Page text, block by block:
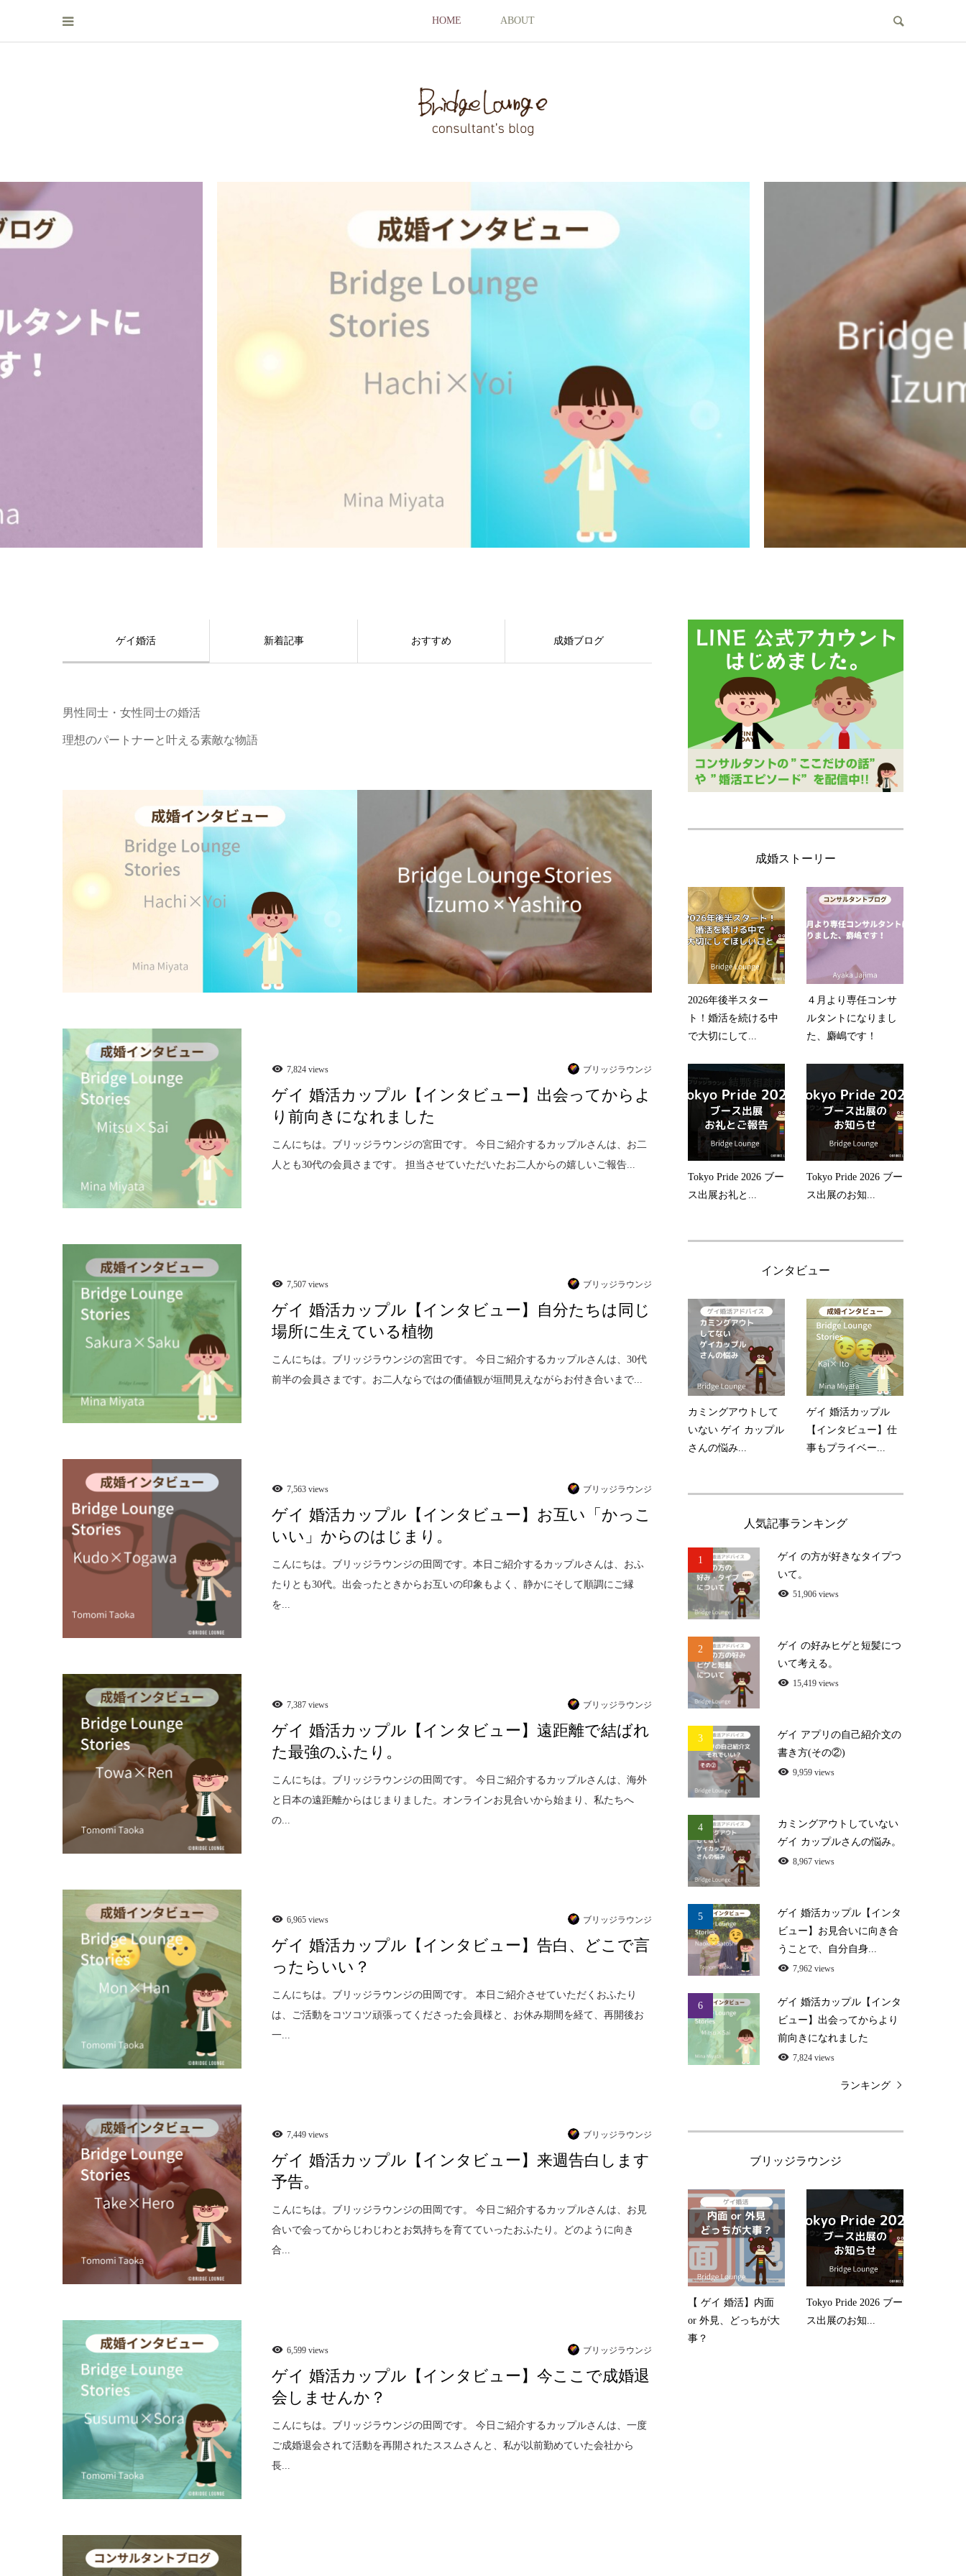
HOME ABOUT
ゲイ婚活 新着記事 おすすめ 成婚ブログ
男性同士・女性同士の婚活
理想のパートナーと叶える素敵な物語
ブリッジラウンジ ブリッジラウンジ
7,824 views ブリッジラウンジ
ゲイ 婚活カップル【インタビュー】出会ってからよ
り前向きになれました
こんにちは。ブリッジラウンジの宮田です。 今日ご紹介するカップルさんは、お二
人とも30代の会員さまです。 担当させていただいたお二人からの嬉しいご報告...
7,507 views ブリッジラウンジ
ゲイ 婚活カップル【インタビュー】自分たちは同じ
場所に生えている植物
こんにちは。ブリッジラウンジの宮田です。 今日ご紹介するカップルさんは、30代
前半の会員さまです。お二人ならではの価値観が垣間見えながらお付き合いまで...
7,563 views ブリッジラウンジ
ゲイ 婚活カップル【インタビュー】お互い「かっこ
いい」からのはじまり。
こんにちは。ブリッジラウンジの田岡です。本日ご紹介するカップルさんは、おふ
たりとも30代。出会ったときからお互いの印象もよく、静かにそして順調にご縁
を...
7,387 views ブリッジラウンジ
ゲイ 婚活カップル【インタビュー】遠距離で結ばれ
た最強のふたり。
こんにちは。ブリッジラウンジの田岡です。 今日ご紹介するカップルさんは、海外
と日本の遠距離からはじまりました。オンラインお見合いから始まり、私たちへ
の...
6,965 views ブリッジラウンジ
ゲイ 婚活カップル【インタビュー】告白、どこで言
ったらいい？
こんにちは。ブリッジラウンジの田岡です。 本日ご紹介させていただくおふたり
は、ご活動をコツコツ頑張ってくださった会員様と、お休み期間を経て、再開後お
一...
7,449 views ブリッジラウンジ
ゲイ 婚活カップル【インタビュー】来週告白します
予告。
こんにちは。ブリッジラウンジの田岡です。 今日ご紹介するカップルさんは、お見
合いで会ってからじわじわとお気持ちを育てていったおふたり。どのように向き
合...
6,599 views ブリッジラウンジ
ゲイ 婚活カップル【インタビュー】今ここで成婚退
会しませんか？
こんにちは。ブリッジラウンジの田岡です。 今日ご紹介するカップルさんは、一度
ご成婚退会されて活動を再開されたススムさんと、私が以前勤めていた会社から
長...
成婚ストーリー
2026年後半スター
ト！婚活を続ける中
で大切にして...
４月より専任コンサ
ルタントになりまし
た、麝嶋です！
Tokyo Pride 2026 ブー
ス出展お礼と...
Tokyo Pride 2026 ブー
ス出展のお知...
インタビュー
カミングアウトして
いない ゲイ カップル
さんの悩み...
ゲイ 婚活カップル
【インタビュー】仕
事もプライベー...
人気記事ランキング
1
ゲイ の方が好きなタイプつ
いて。
51,906 views
2
ゲイ の好みヒゲと短髪につ
いて考える。
15,419 views
3
ゲイ アプリの自己紹介文の
書き方(その②)
9,959 views
4
カミングアウトしていない
ゲイ カップルさんの悩み。
8,967 views
5
ゲイ 婚活カップル【インタ
ビュー】お見合いに向き合
うことで、自分自身...
7,962 views
6
ゲイ 婚活カップル【インタ
ビュー】出会ってからより
前向きになれました
7,824 views
ランキング
ブリッジラウンジ
【 ゲイ 婚活】内面
or 外見、どっちが大
事？
Tokyo Pride 2026 ブー
ス出展のお知...